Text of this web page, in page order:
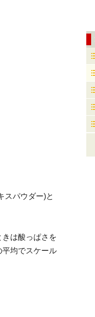
スパウダー)と
は酸っぱさを
均でスケール